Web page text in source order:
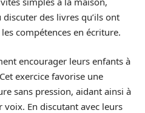
des livres qu’ils ont
compétences en écriture.
encourager leurs enfants à
exercice favorise une
sans pression, aidant ainsi à
En discutant avec leurs